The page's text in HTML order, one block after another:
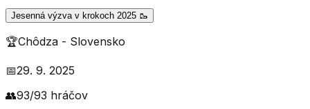
Jesenná výzva v krokoch 2025 🥾
🏆Chôdza - Slovensko
📅29. 9. 2025
👥93/93 hráčov